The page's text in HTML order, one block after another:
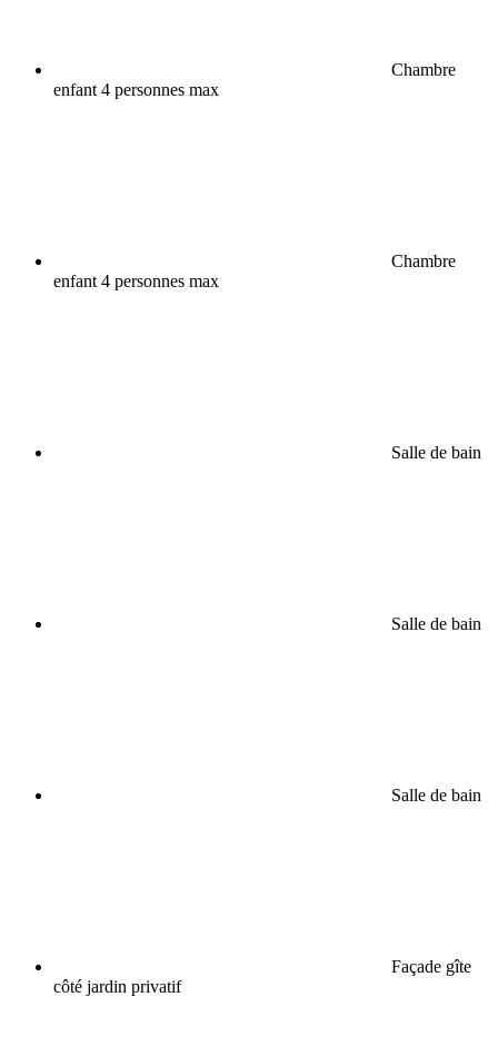
Chambre
enfant 4 personnes max
Chambre
enfant 4 personnes max
Salle de bain
Salle de bain
Salle de bain
Façade gîte
côté jardin privatif